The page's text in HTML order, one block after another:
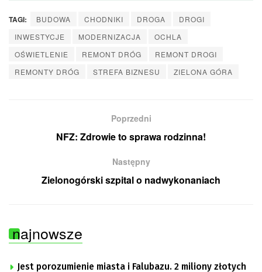
TAGI: BUDOWA CHODNIKI DROGA
DROGI
INWESTYCJE
MODERNIZACJA
OCHLA
OŚWIETLENIE
REMONT DRÓG
REMONT DROGI
REMONTY DRÓG
STREFA BIZNESU ZIELONA GÓRA
Poprzedni
NFZ: Zdrowie to sprawa rodzinna!
Następny
Zielonogórski szpital o nadwykonaniach
najnowsze
Jest porozumienie miasta i Falubazu. 2 miliony złotych